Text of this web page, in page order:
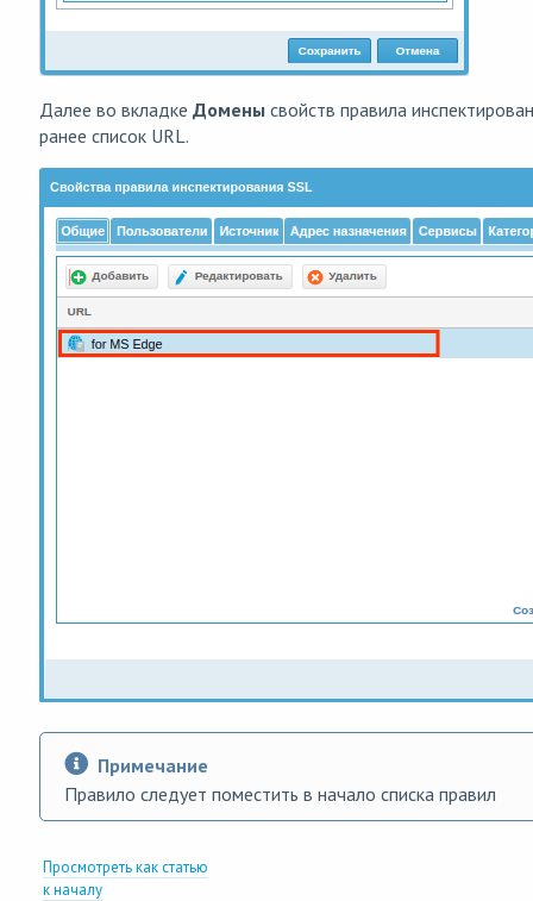
Далее во вкладке Домены свойств правила
ранее список URL.
Примечание
Правило следует поместить в начало списка правил
Просмотреть как статью
к началу